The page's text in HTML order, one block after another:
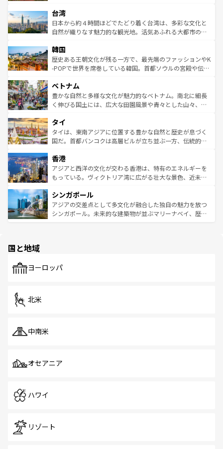
ならではの贅沢な旅のスタイルだ。 なお、新着のアメリカ
情報はコンテンツ一覧を参照してほしい。
れるおもてなしの心で訪れる人々を迎えてくれるハワイの
人々、おいしいローカルフードやハワイアンミュージッ
ク、伝統的なフラダンスなど、すべてがハワイの魅力を彩
ワイを、存分に味わってほしい。 なお、新着のハワイ情報
はコンテンツ一覧を参照してほしい。
リアリーフや大陸中央部にそびえるウルル（エアーズロッ
ク）、タスマニアの美しい原生林やケアンズの熱帯雨林な
ど、見どころがたくさん。また、カフェやワイン、オージ
いる。アクティビティも充実しており、サーフィンやダイ
ビング、ハイキングなど、アウトドア好きにはたまらな
い。オーストラリアの多彩な魅力を存分に味わいつくそ
参照してほしい。
台湾
日本から約４時間ほどでたどり着く台湾は、多彩な文化と
自然が織りなす魅力的な観光地。活気あふれる大都市の台
ン）、静ひつな山岳地帯である台湾東部など、都市の喧騒
と山間の静けさが共存しており、訪れる人に新しい発見と
驚きをもたらしてくれる。また、奥深い台湾の食文化も魅
容にもいいと評判のスイーツなど、バラエティ豊かな料理
が味わえる。 なお、新着の台湾情報は コンテンツ一覧を参
照してほしい。
韓国
歴史ある王朝文化が残る一方で、最先端のファッションやK
-POPで世界を席巻している韓国。首都ソウルの宮殿や伝統
き、地方に足を延ばせば四季折々の自然美を楽しむことが
できる。そして、キムチや焼肉、絶品のストリートフード
まで、さまざまな韓国料理が待っている。夜には、韓国な
リティに包まれながら、韓国の多彩な魅力を心ゆくまで味
わってみてほしい。 なお、新着の韓国情報はコンテンツ一
覧を参照してほしい。
ベトナム
豊かな自然と多様な文化が魅力的なベトナム。南北に細長
く伸びる国土には、広大な田園風景や青々とした山々、世
急速な発展と共に伝統が息づく。ハノイの古い町並みやホ
ーチミン市のフランス統治時代の建物も、独特の雰囲気を
醸し出している。また、バラエティの豊かさとおいしさで
とつ。フォーやバインミー、ベトナムコーヒーなどは、ぜ
ひ現地で味わいたい。どの地域を訪れてもあたたかい人々
が旅行者を迎えてくれるので、きっと忘れられない旅にな
参照してほしい。
タイ
タイは、東南アジアに位置する豊かな自然と歴史が息づく
国だ。首都バンコクは高層ビルが立ち並ぶ一方、伝統的な
の活気が交差している。北部ではチェンマイなどの山岳地
帯で自然と触れ合い、南部ではプーケットやクラビの美し
いビーチでリゾート気分を楽しむことができる。タイ料理
激する。気候は一年中温暖で、どの季節にも異なる楽しみ
が待っている。親しみやすいタイの人々、仏教を中心とし
た文化、そして多様な観光資源が、訪れる旅人を魅了し続
香港
アジアと西洋の文化が交わる香港は、特有のエネルギーを
もっている。ヴィクトリア湾に広がる壮大な景色、近未来
み、どこを訪れても感動するはず。観光スポットが密集し
ており、効率よく見どころを回れるのも魅力。息をのむよ
うな絶景から文化的な体験まで、香港を存分に楽しみ尽く
シンガポール
アジアの交差点として多文化が融合した独自の魅力を放つ
シンガポール。未来的な建築物が並ぶマリーナベイ、歴史
で、ホーカーズは地元の風情を楽しめる外せないスポット
国と地域
ヨーロッパ
北米
中南米
オセアニア
ハワイ
リゾート